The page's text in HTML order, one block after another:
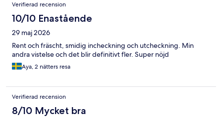
Verifierad recension
10/10 Enastående
29 maj 2026
Rent och fräscht, smidig incheckning och utcheckning. Min
andra vistelse och det blir definitivt fler. Super nöjd
Aya, 2 nätters resa
Verifierad recension
8/10 Mycket bra